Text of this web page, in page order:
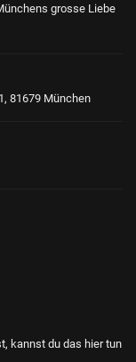
grosse Liebe
81679 München
kannst du das hier tun